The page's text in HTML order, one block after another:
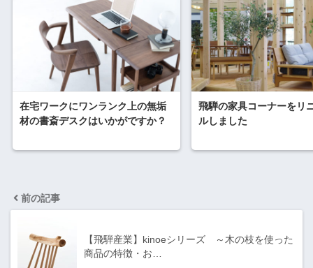
在宅ワークにワンランク上の無垢
材の書斎デスクはいかがですか？
飛騨の家具コーナーをリ
ルしました
前の記事
【飛騨産業】kinoeシリーズ ～木の枝を使った
商品の特徴・お…